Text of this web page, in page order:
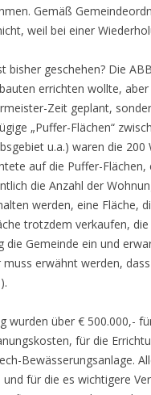
Gemäß
weil bei einer
bisher geschehen? Die
errichten wollte,
Zeit geplant,
„Puffer-Flächen“
u.a.) waren die
auf die Puffer-
die Anzahl der
werden, eine Fläche,
trotzdem verkaufen,
die Gemeinde ein und
muss erwähnt werden,
wurden über € 500.000,-
für die
Bewässerungsanlage.
und für die es wichtigere